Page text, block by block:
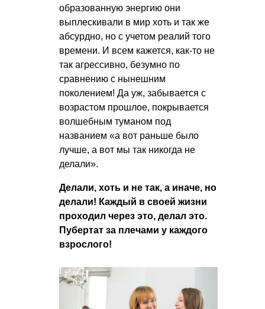
образованную энергию они
выплескивали в мир хоть и так же
абсурдно, но с учетом реалий того
времени. И всем кажется, как-то не
так агрессивно, безумно по
сравнению с нынешним
поколением! Да уж, забывается с
возрастом прошлое, покрывается
волшебным туманом под
названием «а вот раньше было
лучше, а вот мы так никогда не
делали».
Делали, хоть и не так, а иначе, но
делали! Каждый в своей жизни
проходил через это, делал это.
Пубертат за плечами у каждого
взрослого!